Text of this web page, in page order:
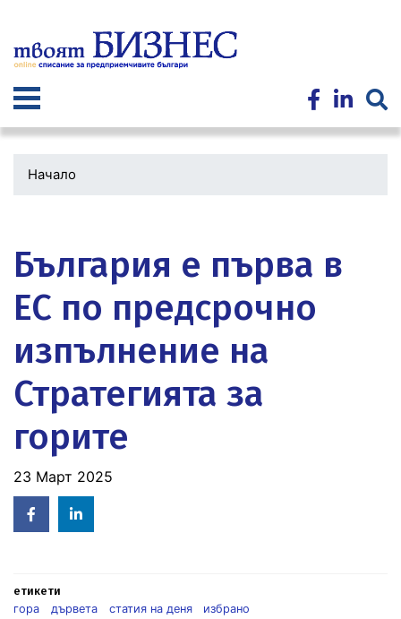
към
основното
Начало
България е първа в
ЕС по предсрочно
изпълнение на
Стратегията за
горите
23 Март 2025
Facebook
in
етикети
гора
дървета статия на деня избрано